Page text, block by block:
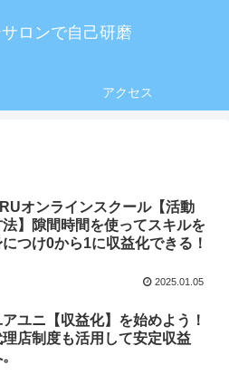
ロンで自己研磨
アクセス
オンラインスクール【活動
法】隙間時間を使ってスキルを
つけ0から1に収益化できる！
2025.01.05
ユニ【収益化】を始めよう！
理店制度も活用して安定収益